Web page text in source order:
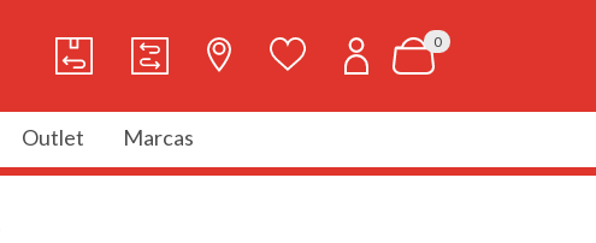
0
Outlet Marcas